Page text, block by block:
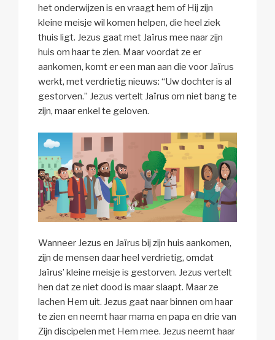
het onderwijzen is en vraagt hem of Hij zijn
kleine meisje wil komen helpen, die heel ziek
thuis ligt. Jezus gaat met Jaïrus mee naar zijn
huis om haar te zien. Maar voordat ze er
aankomen, komt er een man aan die voor Jaïrus
werkt, met verdrietig nieuws: “Uw dochter is al
gestorven.” Jezus vertelt Jaïrus om niet bang te
zijn, maar enkel te geloven.
Wanneer Jezus en Jaïrus bij zijn huis aankomen,
zijn de mensen daar heel verdrietig, omdat
Jaïrus’ kleine meisje is gestorven. Jezus vertelt
hen dat ze niet dood is maar slaapt. Maar ze
lachen Hem uit. Jezus gaat naar binnen om haar
te zien en neemt haar mama en papa en drie van
Zijn discipelen met Hem mee. Jezus neemt haar